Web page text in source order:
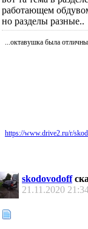
работающем
но разделы разные..
...октавушка была
https://www.drive2.ru/r/
skodovodoff
21.11.2020